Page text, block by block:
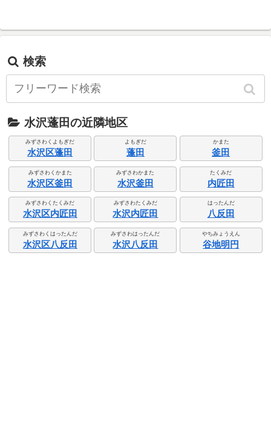
検索
水沢蓬田の近隣地区
みずさわくよもぎだ
水沢区蓬田
よもぎだ
蓬田
かまた
釜田
みずさわくかまた
水沢区釜田
みずさわかまた
水沢釜田
たくみだ
内匠田
みずさわくたくみだ
水沢区内匠田
みずさわたくみだ
水沢内匠田
はったんだ
八反田
みずさわくはったんだ
水沢区八反田
みずさわはったんだ
水沢八反田
やちみょうえん
谷地明円